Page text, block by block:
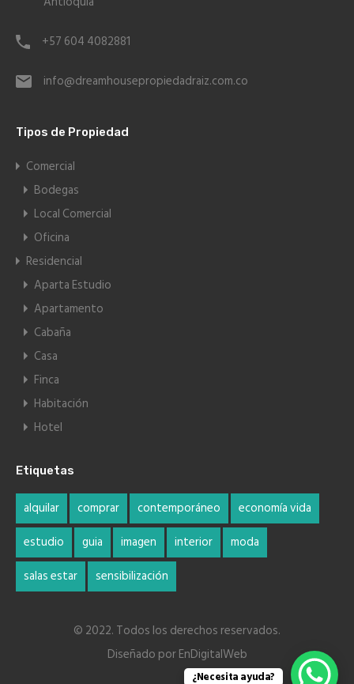
+57 604 4082881
info@dreamhousepropiedadraiz.com.co
Tipos de Propiedad
Comercial
Bodegas
Local Comercial
Oficina
Residencial
Aparta Estudio
Apartamento
Cabaña
Casa
Finca
Habitación
Hotel
Etiquetas
alquilar comprar contemporáneo
economía vida
estudio
guia imagen interior
moda
salas estar
sensibilización
© 2022. Todos los derechos reservados.
Diseñado porEnDigitalWeb
¿Necesita ayuda?